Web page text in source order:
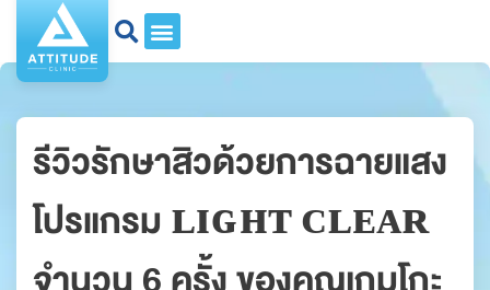
รีวิวรักษาสิวด้วยการฉายแสง
โปรแกรม ʟɪɢʜᴛ ᴄʟᴇᴀʀ